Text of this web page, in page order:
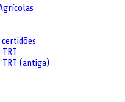
(antiga)